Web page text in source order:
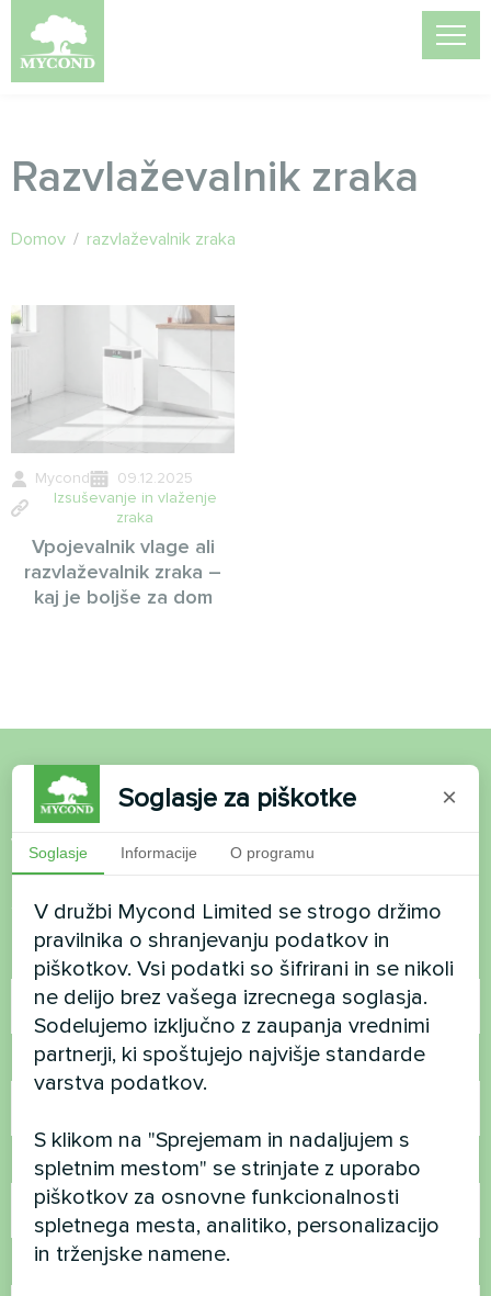
Razvlaževalnik zraka
Domov / razvlaževalnik zraka
Mycond
09.12.2025
Izsuševanje in vlaženje
zraka
Vpojevalnik vlage ali
razvlaževalnik zraka –
kaj je boljše za dom
Želite kupiti ali imate
vprašanja?
Stopite v stik z nami in pomagali vam bomo
Ime
Telefonska številka
E-pošta
Komentar
Soglasje za piškotke ×
Soglasje Informacije O programu
V družbi Mycond Limited se strogo držimo
pravilnika o shranjevanju podatkov in
piškotkov. Vsi podatki so šifrirani in se nikoli
ne delijo brez vašega izrecnega soglasja.
Sodelujemo izključno z zaupanja vrednimi
partnerji, ki spoštujejo najvišje standarde
varstva podatkov.
S klikom na "Sprejemam in nadaljujem s
spletnim mestom" se strinjate z uporabo
piškotkov za osnovne funkcionalnosti
spletnega mesta, analitiko, personalizacijo
in trženjske namene.